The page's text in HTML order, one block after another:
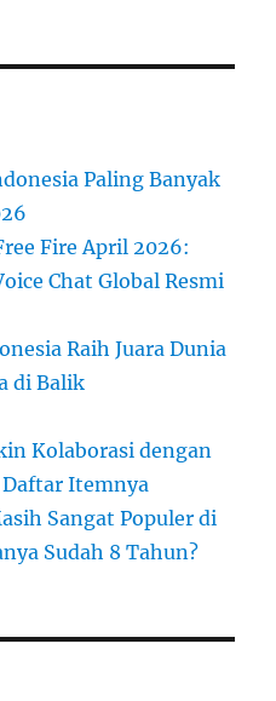
Paling Banyak
Fire April 2026:
Chat Global Resmi
Raih Juara Dunia
di Balik
Kolaborasi dengan
Daftar Itemnya
Sangat Populer di
Sudah 8 Tahun?